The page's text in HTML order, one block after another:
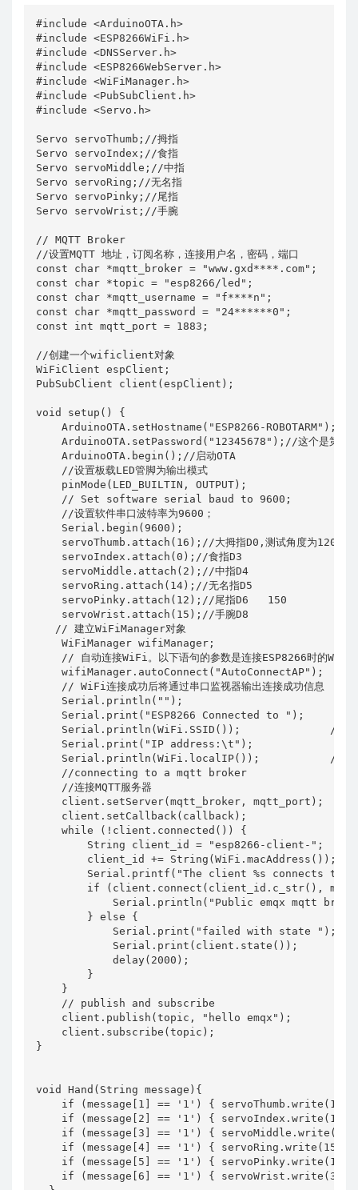
#include <ArduinoOTA.h>
#include <ESP8266WiFi.h>
#include <DNSServer.h>
#include <ESP8266WebServer.h>
#include <WiFiManager.h>
#include <PubSubClient.h>
#include <Servo.h>
Servo servoThumb;//拇指
Servo servoIndex;//食指
Servo servoMiddle;//中指
Servo servoRing;//无名指
Servo servoPinky;//尾指
Servo servoWrist;//手腕
// MQTT Broker
//设置MQTT 地址，订阅名称，连接用户名，密码，端口
const char *mqtt_broker = "www.gxd****.com";
const char *topic = "esp8266/led";
const char *mqtt_username = "f****n";
const char *mqtt_password = "24******0";
const int mqtt_port = 1883;
//创建一个
WiFiClient espClient;
PubSubClient client(espClient);
void setup() {
    ArduinoOTA.setHostname("ESP8266-ROBOTARM");
ArduinoOTA.setPassword("12345678");//这个是第一次
    ArduinoOTA.begin();//启动OTA
    //设置板载LED管脚为输出模式
    pinMode(LED_BUILTIN, OUTPUT);
    // Set software serial baud to 9600;
    //设置软件串口波特率为9600；
    Serial.begin(9600);
    servoThumb.attach(16);//大拇指D0,测试角度为120
    servoIndex.attach(0);//食指D3
    servoMiddle.attach(2);//中指D4
    servoRing.attach(14);//无名指D5
    servoPinky.attach(12);//尾指D6   150
    servoWrist.attach(15);//手腕D8
   // 建立WiFiManager对象
    WiFiManager wifiManager;
// 自动连接WiFi。以下语句的参数是连接ESP8266时的WiFi
    wifiManager.autoConnect("AutoConnectAP");
    // WiFi连接成功后将通过串口监视器输出连接成功信息
    Serial.println("");
    Serial.print("ESP8266 Connected to ");
Serial.println(WiFi.SSID());              //
    Serial.print("IP address:\t");
Serial.println(WiFi.localIP());           //
    //connecting to a mqtt broker
    //连接MQTT服务器
    client.setServer(mqtt_broker, mqtt_port);
    client.setCallback(callback);
    while (!client.connected()) {
        String client_id = "esp8266-client-";
        client_id += String(WiFi.macAddress());
Serial.printf("The client %s connects to
if (client.connect(client_id.c_str(),
Serial.println("Public emqx mqtt
        } else {
            Serial.print("failed with state ");
            Serial.print(client.state());
            delay(2000);
        }
    }
    // publish and subscribe
    client.publish(topic, "hello emqx");
    client.subscribe(topic);
}
void Hand(String message){
if (message[1] == '1') {
if (message[2] == '1') {
if (message[3] == '1') {
if (message[4] == '1') {
if (message[5] == '1') {
if (message[6] == '1') {